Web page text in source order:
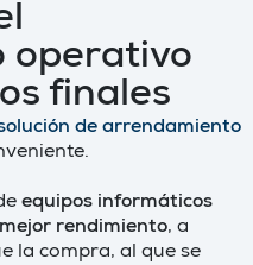
operativo
finales
de arrendamiento
equipos informáticos
rendimiento, a
la compra, al que se